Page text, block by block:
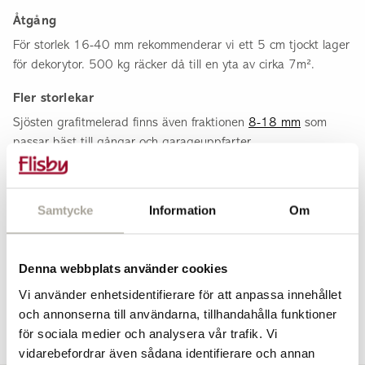
Samtycke Information Om
Denna webbplats använder cookies
Vi använder enhetsidentifierare för att anpassa innehållet
och annonserna till användarna, tillhandahålla funktioner
för sociala medier och analysera vår trafik. Vi
vidarebefordrar även sådana identifierare och annan
Åtgång
För storlek 16-40 mm rekommenderar vi ett 5 cm tjockt lager
för dekorytor. 500 kg räcker då till en yta av cirka 7m².
Fler storlekar
Sjösten grafitmelerad finns även fraktionen 8-18 mm som
passar bäst till gångar och garageuppfarter.
Stenprov
75001640220ÖS
Vikt per styck 500,00 kg
Antal per pall
Teknisk info
Bra att veta om dekorgrus >>
Vanliga frågor & svar
Behöver jag ha fiberduk under dekorgruset?